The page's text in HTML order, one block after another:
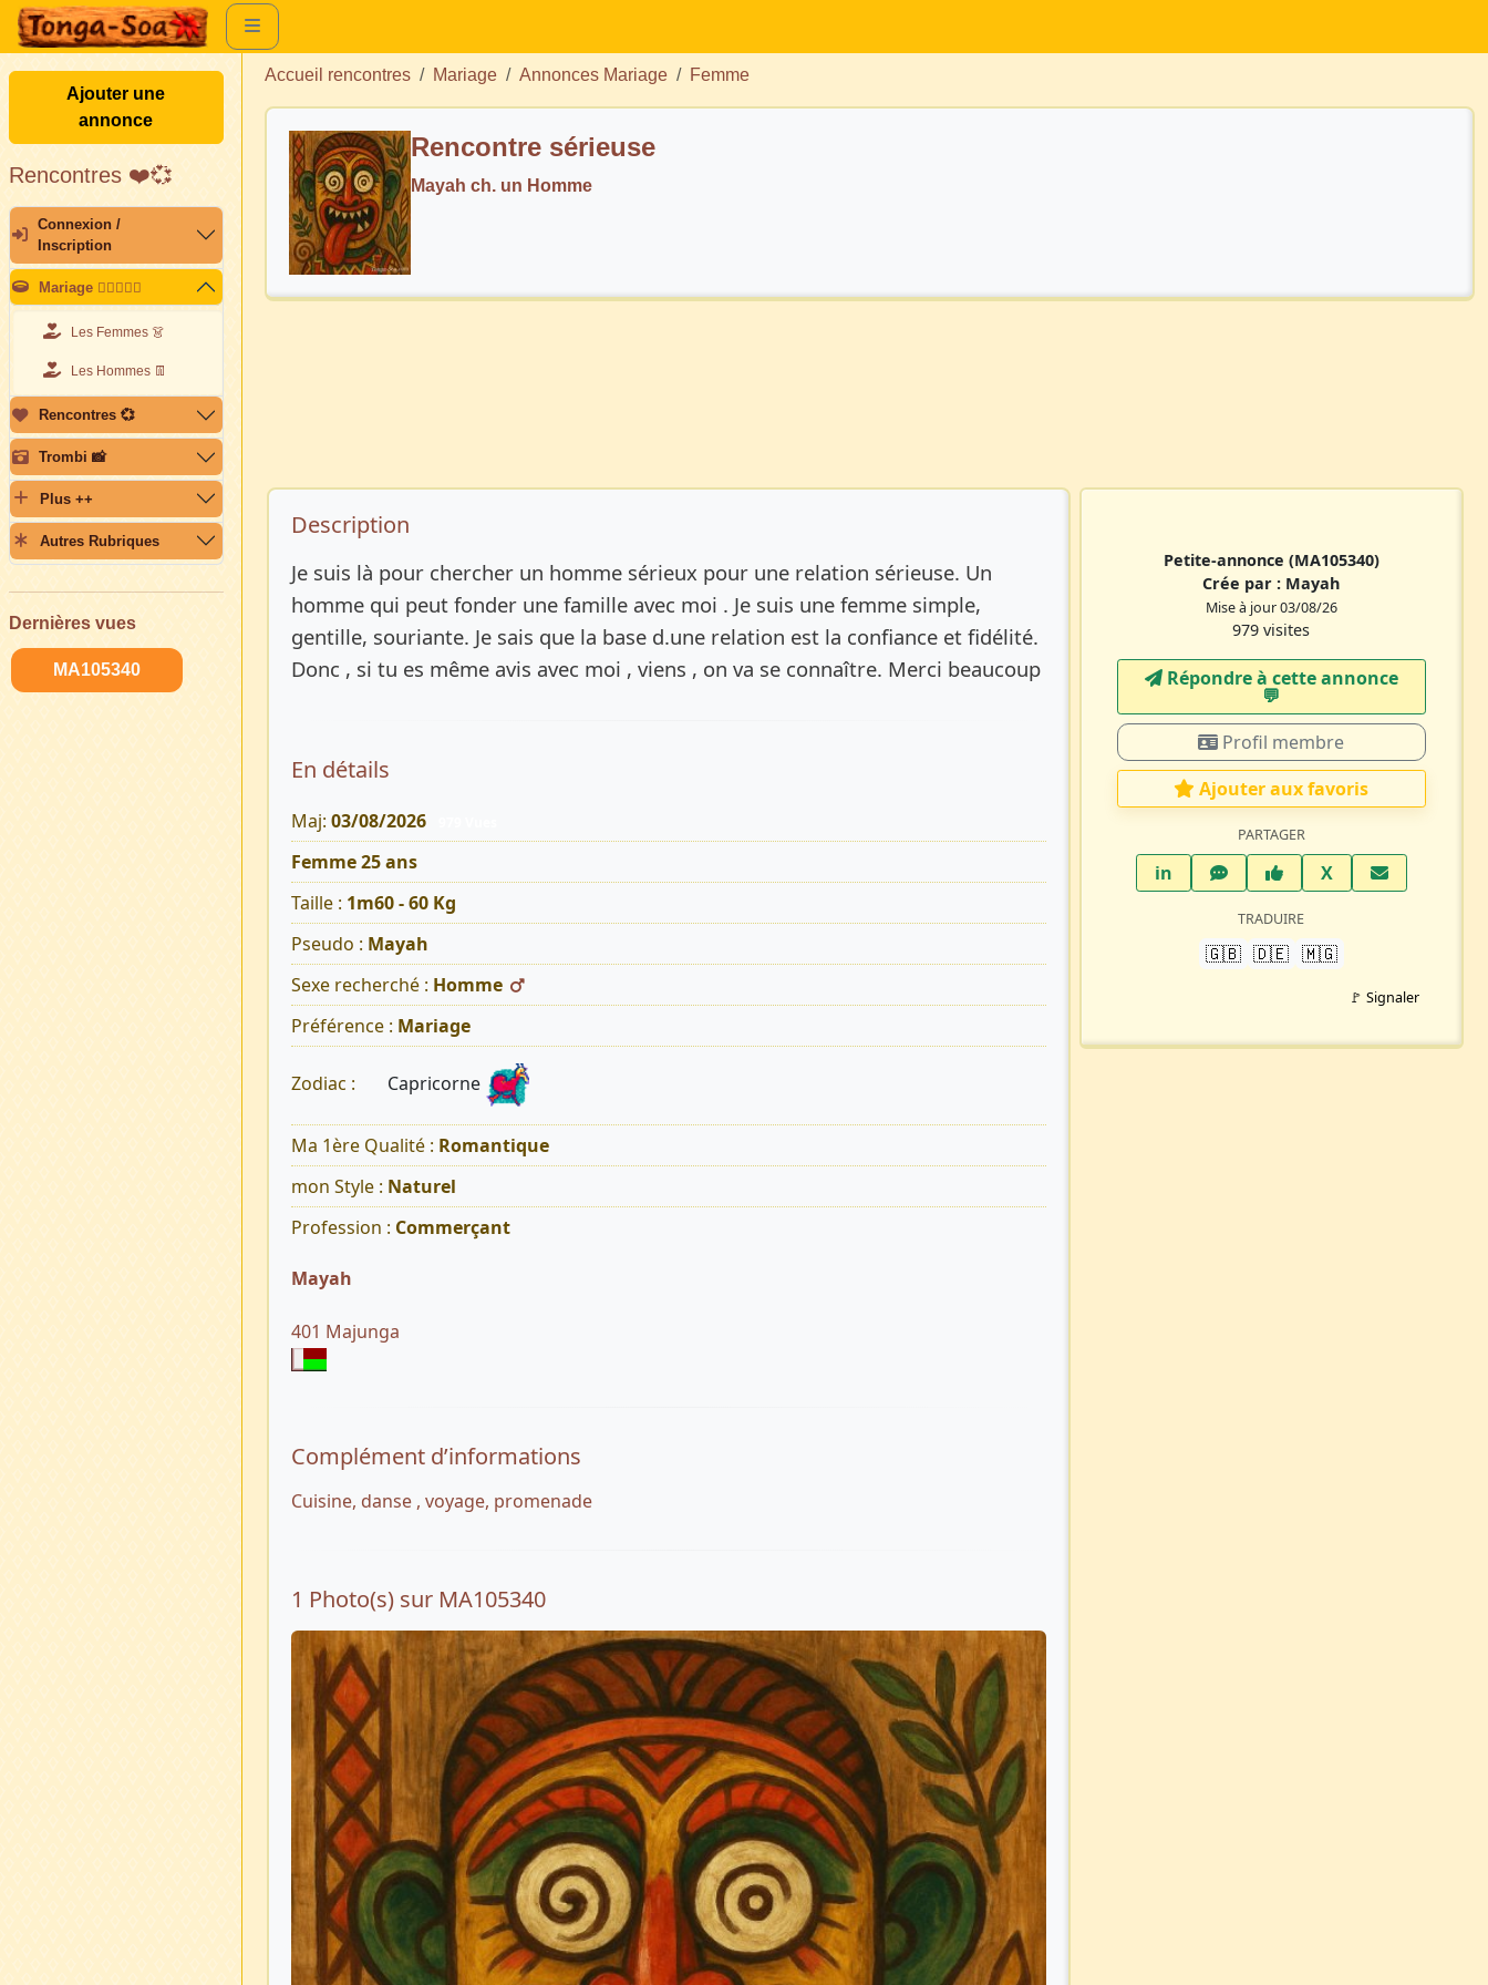
Ajouter une
annonce
Rencontres ❤️💞
Connexion /
Inscription
Mariage 👩🏽‍❤️‍👨🏽
Les Femmes 👗
Les Hommes 👖
Rencontres 💞
Trombi 📸
Plus ++
Autres Rubriques
Dernières vues
MA105340
Accueil rencontres Mariage Annonces Mariage Femme
Rencontre sérieuse
Mayah ch. un Homme
Description de l’annonce
Description
Je suis là pour chercher un homme sérieux pour une relation sérieuse. Un
homme qui peut fonder une famille avec moi . Je suis une femme simple,
gentille, souriante. Je sais que la base d.une relation est la confiance et fidélité.
Donc , si tu es même avis avec moi , viens , on va se connaître. Merci beaucoup
En détails
Maj: 03/08/2026
Femme 25 ans
Taille : 1m60 - 60 Kg
Pseudo : Mayah
Sexe recherché : Homme
Préférence : Mariage
Zodiac : Capricorne
Ma 1ère Qualité : Romantique
mon Style : Naturel
Profession : Commerçant
Mayah
401 Majunga
Complément d’informations
Cuisine, danse , voyage, promenade
1 Photo(s) sur MA105340
Petite-annonce (MA105340)
Crée par : Mayah
Mise à jour 03/08/26
979 visites
Répondre à cette annonce
💬​
Profil membre
Ajouter aux favoris
PARTAGER
inLinkedInWhatsAppFacebook
XTwitter X
TRADUIRE
🇬🇧 🇩🇪 🇲🇬
🚩 Signaler